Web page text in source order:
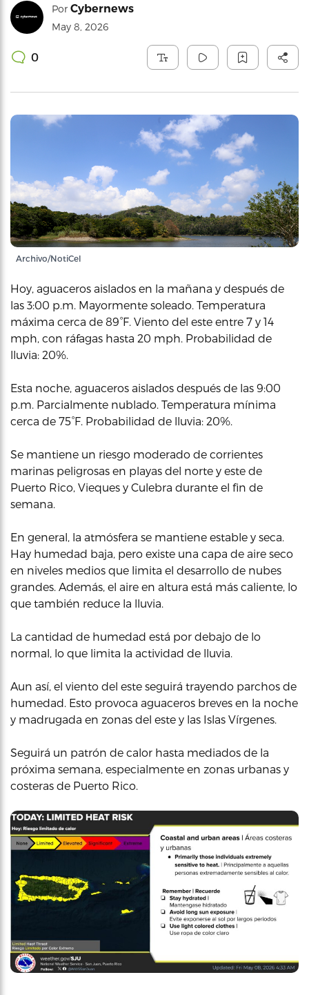
Por Cybernews
May 8, 2026
0
Archivo/NotiCel
Hoy, aguaceros aislados en la mañana y después de
las 3:00 p.m. Mayormente soleado. Temperatura
máxima cerca de 89°F. Viento del este entre 7 y 14
mph, con ráfagas hasta 20 mph. Probabilidad de
lluvia: 20%.
Esta noche, aguaceros aislados después de las 9:00
p.m. Parcialmente nublado. Temperatura mínima
cerca de 75°F. Probabilidad de lluvia: 20%.
Se mantiene un riesgo moderado de corrientes
marinas peligrosas en playas del norte y este de
Puerto Rico, Vieques y Culebra durante el fin de
semana.
En general, la atmósfera se mantiene estable y seca.
Hay humedad baja, pero existe una capa de aire seco
en niveles medios que limita el desarrollo de nubes
grandes. Además, el aire en altura está más caliente, lo
que también reduce la lluvia.
La cantidad de humedad está por debajo de lo
normal, lo que limita la actividad de lluvia.
Aun así, el viento del este seguirá trayendo parchos de
humedad. Esto provoca aguaceros breves en la noche
y madrugada en zonas del este y las Islas Vírgenes.
Seguirá un patrón de calor hasta mediados de la
próxima semana, especialmente en zonas urbanas y
costeras de Puerto Rico.